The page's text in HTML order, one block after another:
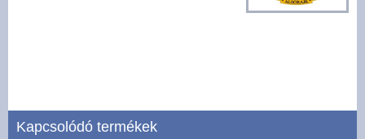
Galéria
Kapcsolódó termékek